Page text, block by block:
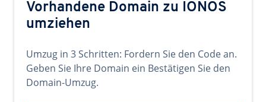
Vorhandene Domain zu IONOS
umziehen
Umzug in 3 Schritten: Fordern Sie den Code an.
Geben Sie Ihre Domain ein Bestätigen Sie den
Domain-Umzug.